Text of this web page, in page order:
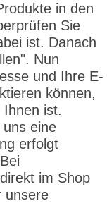
in den
Sie
ist. Danach
Nun
und Ihre E-
können,
ist.
eine
erfolgt
im Shop
unsere